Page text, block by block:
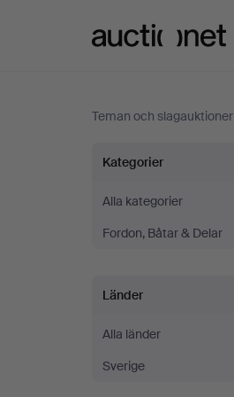
Teman och slagauktioner
Sajab
Selected
Bildrömmar
Kategorier
Alla kategorier
Fordon, Båtar & Delar
Länder
Alla länder
Sverige